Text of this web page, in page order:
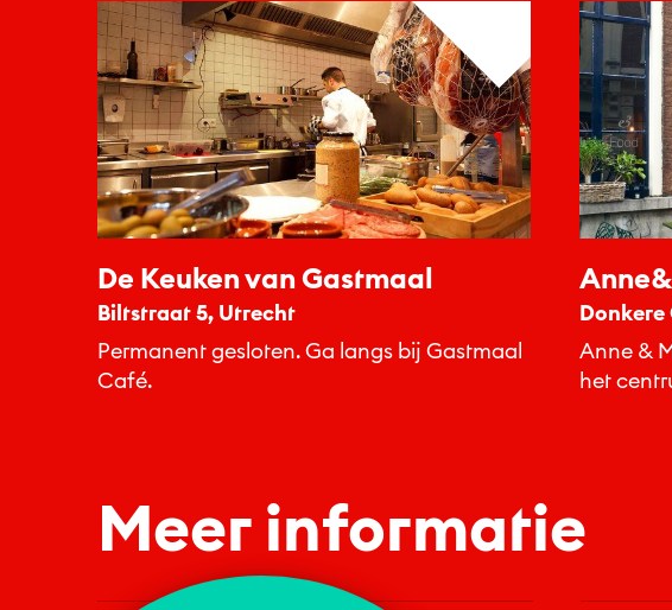
De Keuken van Gastmaal
Biltstraat 5, Utrecht
Permanent gesloten. Ga langs bij Gastmaal
Café.
Anne &
het
Meer informatie